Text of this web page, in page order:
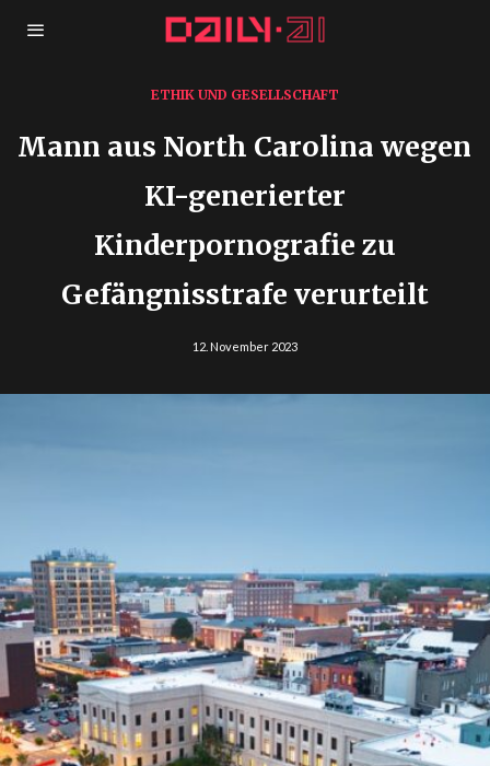
ETHIK UND GESELLSCHAFT
Mann aus North Carolina wegen
KI-generierter
Kinderpornografie zu
Gefängnisstrafe verurteilt
12. November 2023